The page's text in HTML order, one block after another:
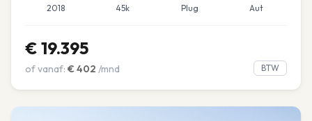
2018 45k Plug Aut
€ 19.395
of vanaf: € 402 /mnd BTW